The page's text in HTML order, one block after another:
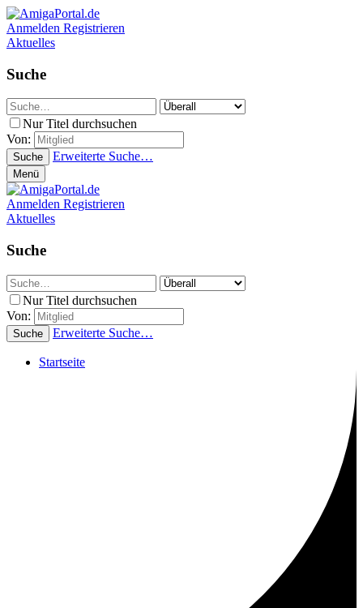
Anmelden Registrieren
Aktuelles
Suche
Nur Titel durchsuchen
Von:
Suche Erweiterte Suche…
Menü
Anmelden Registrieren
Aktuelles
Suche
Nur Titel durchsuchen
Von:
Suche Erweiterte Suche…
Startseite